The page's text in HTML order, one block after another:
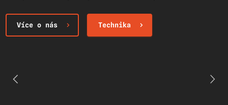
Více o nás Technika